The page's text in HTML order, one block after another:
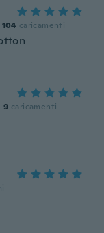
104 caricamenti
9 caricamenti